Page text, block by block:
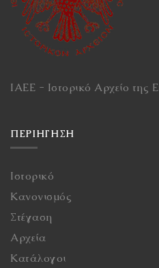
ΙΑΕΕ - Ιστορικό Αρχείο της
ΠΕΡΙΉΓΗΣΗ
Ιστορικό
Κανονισμός
Στέγαση
Αρχεία
Κατάλογοι